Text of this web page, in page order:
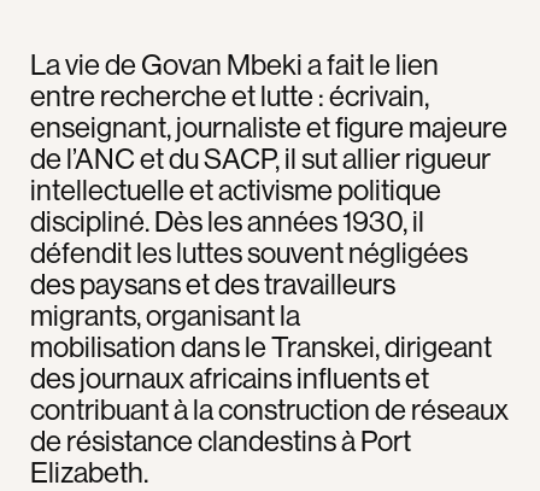
La vie de Govan Mbeki a fait le lien
entre recherche et lutte : écrivain,
enseignant, journaliste et figure majeure
de l’ANC et du SACP, il sut allier rigueur
intellectuelle et activisme politique
discipliné. Dès les années 1930, il
défendit les luttes souvent négligées
des paysans et des travailleurs
migrants, organisant la
mobilisation dans le Transkei, dirigeant
des journaux africains influents et
contribuant à la construction de réseaux
de résistance clandestins à Port
Elizabeth.